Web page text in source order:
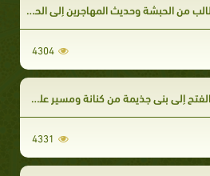
من الحبشة وحديث المهاجرين إلى الحبشة
4304
بني جذيمة من كنانة ومسير علي لتلافي خطأ خالد
4331